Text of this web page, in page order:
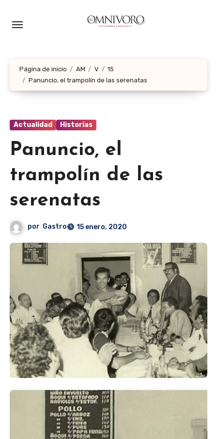
Página de inicio AM V
15
Panuncio, el trampolín de las serenatas
Actualidad Historias
Panuncio, el
trampolín de las
serenatas
por Gastro 15 enero, 2020